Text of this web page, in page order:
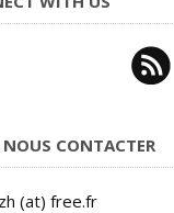
NOUS CONTACTER
(at) free.fr